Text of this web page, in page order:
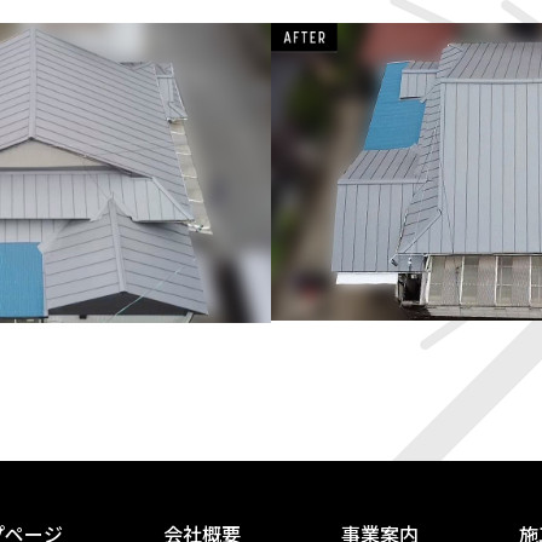
ージ 会社概要 事業案内